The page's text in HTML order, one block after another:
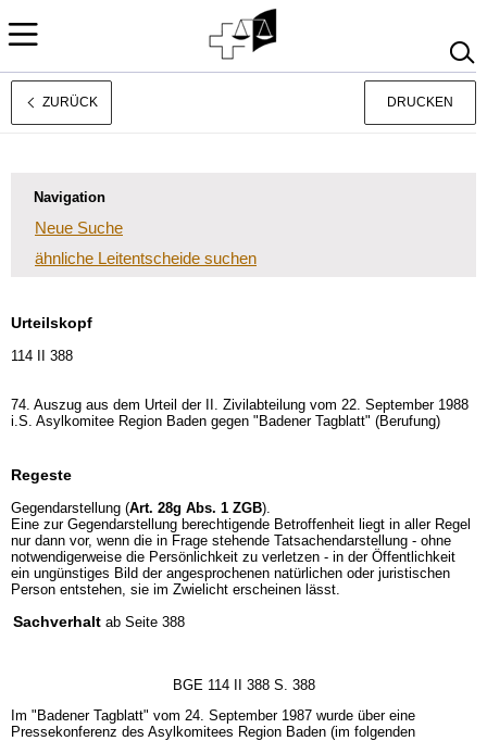
Rechtsprechung
ZURÜCK DRUCKEN
Navigation
Neue Suche
ähnliche Leitentscheide suchen
Urteilskopf
114 II 388
74. Auszug aus dem Urteil der II. Zivilabteilung vom 22. September 1988
i.S. Asylkomitee Region Baden gegen "Badener Tagblatt" (Berufung)
Regeste
Gegendarstellung (Art. 28g Abs. 1 ZGB).
Eine zur Gegendarstellung berechtigende Betroffenheit liegt in aller Regel
nur dann vor, wenn die in Frage stehende Tatsachendarstellung - ohne
notwendigerweise die Persönlichkeit zu verletzen - in der Öffentlichkeit
ein ungünstiges Bild der angesprochenen natürlichen oder juristischen
Person entstehen, sie im Zwielicht erscheinen lässt.
Sachverhalt ab Seite 388
BGE 114 II 388 S. 388
Im "Badener Tagblatt" vom 24. September 1987 wurde über eine
Pressekonferenz des Asylkomitees Region Baden (im folgenden